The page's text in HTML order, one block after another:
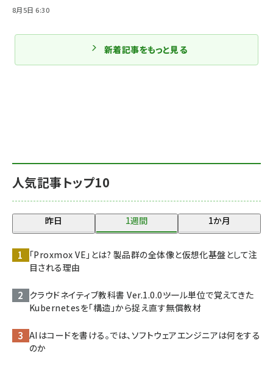
人気記事トップ10
昨日 1週間 1か月
「Proxmox VE」とは? 製品群の全体像と仮想化基盤として注
目される理由
クラウドネイティブ教科書 Ver.1.0.0――ツール単位で覚えてきた
Kubernetesを「構造」から捉え直す無償教材
AIはコードを書ける。では、ソフトウェアエンジニアは何をする
のか
8月5日 6:30
新着記事をもっと見る